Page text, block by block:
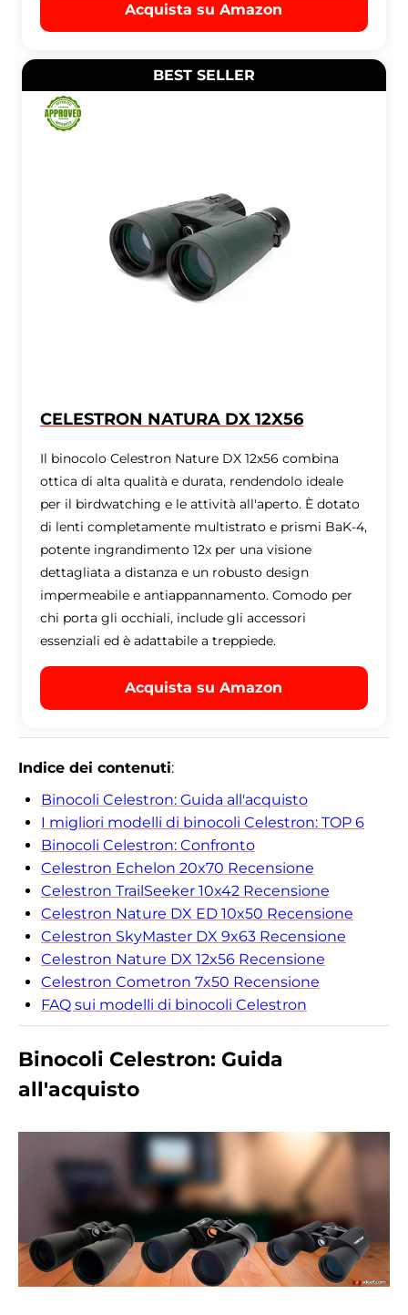
Acquista su Amazon
BEST SELLER
CELESTRON NATURA DX 12X56
Il binocolo Celestron Nature DX 12x56 combina
ottica di alta qualità e durata, rendendolo ideale
per il birdwatching e le attività all'aperto. È dotato
di lenti completamente multistrato e prismi BaK-4,
potente ingrandimento 12x per una visione
dettagliata a distanza e un robusto design
impermeabile e antiappannamento. Comodo per
chi porta gli occhiali, include gli accessori
essenziali ed è adattabile a treppiede.
Acquista su Amazon
Indice dei contenuti:
Binocoli Celestron: Guida all'acquisto
I migliori modelli di binocoli Celestron: TOP 6
Binocoli Celestron: Confronto
Celestron Echelon 20x70 Recensione
Celestron TrailSeeker 10x42 Recensione
Celestron Nature DX ED 10x50 Recensione
Celestron SkyMaster DX 9x63 Recensione
Celestron Nature DX 12x56 Recensione
Celestron Cometron 7x50 Recensione
FAQ sui modelli di binocoli Celestron
Binocoli Celestron: Guida
all'acquisto